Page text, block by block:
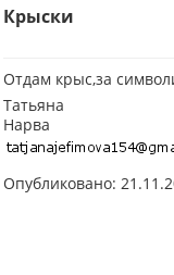
Крыски
Отдам крыс,за
Татьяна
Нарва
Опубликовано: